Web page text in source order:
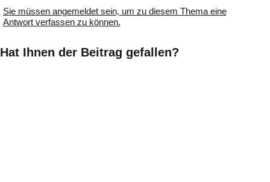
Sie müssen angemeldet sein, um zu diesem Thema eine
Antwort verfassen zu können.
Hat Ihnen der Beitrag gefallen?